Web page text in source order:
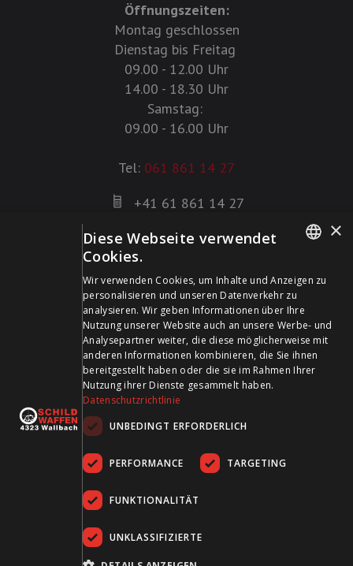
Öffnungszeiten:
Montag geschlossen
Dienstag bis Freitag
09.00 - 12.00 Uhr
14.00 - 18.30 Uhr
Samstag:
09.00 - 16.00 Uhr
Tel: 061 861 14 27
+41 61 861 14 27
info@schildwaffen.ch
Zahlungsmittel
Besuchen Sie uns in den Sozialen Medien und bleiben Sie
auf dem Laufenden!
FRENCH
×
Diese Webseite verwendet
Cookies.
Wir verwenden Cookies, um Inhalte und Anzeigen zu
personalisieren und unseren Datenverkehr zu
analysieren. Wir geben Informationen über Ihre
Nutzung unserer Website auch an unsere Werbe- und
Analysepartner weiter, die diese möglicherweise mit
anderen Informationen kombinieren, die Sie ihnen
bereitgestellt haben oder die sie im Rahmen Ihrer
Nutzung ihrer Dienste gesammelt haben.
Datenschutzrichtlinie
UNBEDINGT ERFORDERLICH
PERFORMANCE TARGETING
FUNKTIONALITÄT
UNKLASSIFIZIERTE